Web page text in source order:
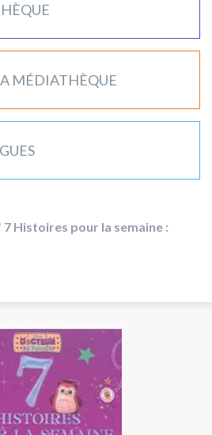
MÉDIATHÈQUE
7 Histoires pour la semaine :